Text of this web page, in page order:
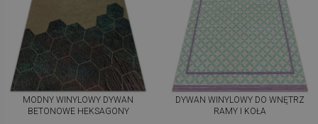
MODNY WINYLOWY DYWAN
BETONOWE HEKSAGONY
DYWAN WINYLOWY DO WNĘTRZ
RAMY I KOŁA